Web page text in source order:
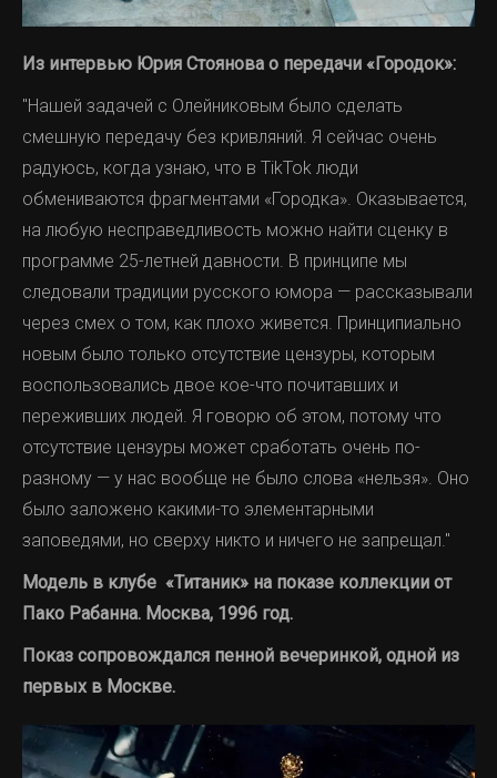
Из интервью Юрия Стоянова о передачи «Городок»:
"Нашей задачей с Олейниковым было сделать
смешную передачу без кривляний. Я сейчас очень
радуюсь, когда узнаю, что в TikTok люди
обмениваются фрагментами «Городка». Оказывается,
на любую несправедливость можно найти сценку в
программе 25-летней давности. В принципе мы
следовали традиции русского юмора — рассказывали
через смех о том, как плохо живется. Принципиально
новым было только отсутствие цензуры, которым
воспользовались двое кое-что почитавших и
переживших людей. Я говорю об этом, потому что
отсутствие цензуры может сработать очень по-
разному — у нас вообще не было слова «нельзя». Оно
было заложено какими-то элементарными
заповедями, но сверху никто и ничего не запрещал."
Модель в клубе «Титаник» на показе коллекции от
Пако Рабанна. Москва, 1996 год.
Показ сопровождался пенной вечеринкой, одной из
первых в Москве.